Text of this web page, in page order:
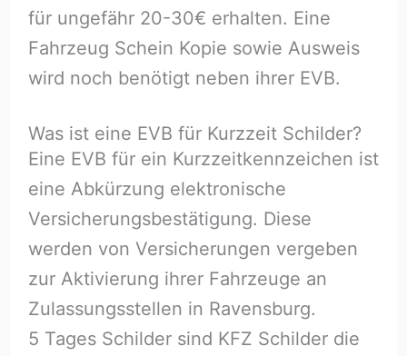
für ungefähr 20-30€ erhalten. Eine
Fahrzeug Schein Kopie sowie Ausweis
wird noch benötigt neben ihrer EVB.
Was ist eine EVB für Kurzzeit Schilder?
Eine EVB für ein Kurzzeitkennzeichen ist
eine Abkürzung elektronische
Versicherungsbestätigung. Diese
werden von Versicherungen vergeben
zur Aktivierung ihrer Fahrzeuge an
Zulassungsstellen in Ravensburg.
5 Tages Schilder sind KFZ Schilder die